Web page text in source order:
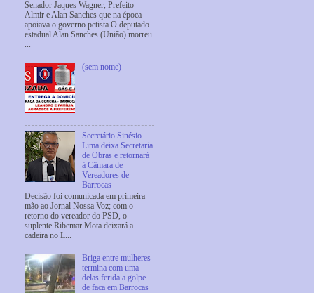
Senador Jaques Wagner, Prefeito
Almir e Alan Sanches que na época
apoiava o governo petista O deputado
estadual Alan Sanches (União) morreu
...
(sem nome)
Secretário Sinésio
Lima deixa Secretaria
de Obras e retornará
à Câmara de
Vereadores de
Barrocas
Decisão foi comunicada em primeira
mão ao Jornal Nossa Voz; com o
retorno do vereador do PSD, o
suplente Ribemar Mota deixará a
cadeira no L...
Briga entre mulheres
termina com uma
delas ferida a golpe
de faca em Barrocas